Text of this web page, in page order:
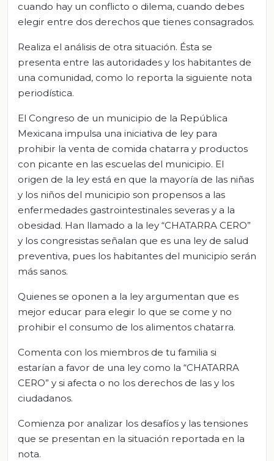
cuando hay un conflicto o dilema, cuando debes
elegir entre dos derechos que tienes consagrados.
Realiza el análisis de otra situación. Ésta se
presenta entre las autoridades y los habitantes de
una comunidad, como lo reporta la siguiente nota
periodística.
El Congreso de un municipio de la República
Mexicana impulsa una iniciativa de ley para
prohibir la venta de comida chatarra y productos
con picante en las escuelas del municipio. El
origen de la ley está en que la mayoría de las niñas
y los niños del municipio son propensos a las
enfermedades gastrointestinales severas y a la
obesidad. Han llamado a la ley “CHATARRA CERO”
y los congresistas señalan que es una ley de salud
preventiva, pues los habitantes del municipio serán
más sanos.
Quienes se oponen a la ley argumentan que es
mejor educar para elegir lo que se come y no
prohibir el consumo de los alimentos chatarra.
Comenta con los miembros de tu familia si
estarían a favor de una ley como la “CHATARRA
CERO” y si afecta o no los derechos de las y los
ciudadanos.
Comienza por analizar los desafíos y las tensiones
que se presentan en la situación reportada en la
nota.